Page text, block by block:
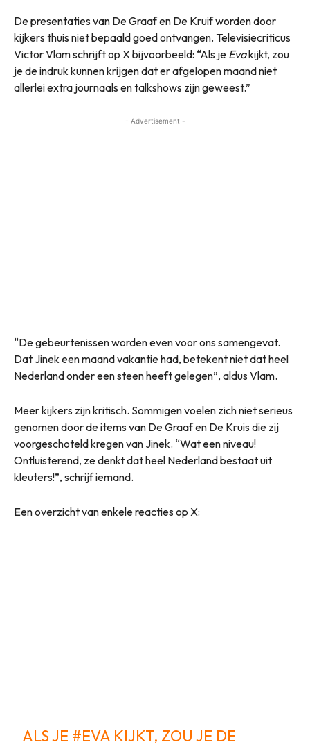
De presentaties van De Graaf en De Kruif worden door
kijkers thuis niet bepaald goed ontvangen. Televisiecriticus
Victor Vlam schrijft op X bijvoorbeeld: “Als je Evakijkt, zou
je de indruk kunnen krijgen dat er afgelopen maand niet
allerlei extra journaals en talkshows zijn geweest.”
- Advertisement -
“De gebeurtenissen worden even voor ons samengevat.
Dat Jinek een maand vakantie had, betekent niet dat heel
Nederland onder een steen heeft gelegen”, aldus Vlam.
Meer kijkers zijn kritisch. Sommigen voelen zich niet serieus
genomen door de items van De Graaf en De Kruis die zij
voorgeschoteld kregen van Jinek. “Wat een niveau!
Ontluisterend, ze denkt dat heel Nederland bestaat uit
kleuters!”, schrijf iemand.
Een overzicht van enkele reacties op X:
ALS JE #EVA KIJKT, ZOU JE DE